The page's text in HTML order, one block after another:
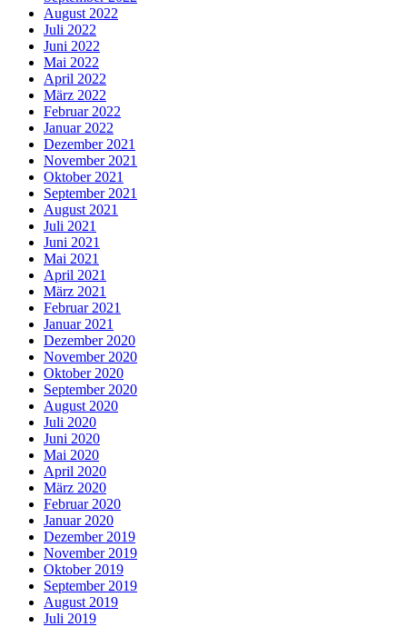
August 2022
Juli 2022
Juni 2022
Mai 2022
April 2022
März 2022
Februar 2022
Januar 2022
Dezember 2021
November 2021
Oktober 2021
September 2021
August 2021
Juli 2021
Juni 2021
Mai 2021
April 2021
März 2021
Februar 2021
Januar 2021
Dezember 2020
November 2020
Oktober 2020
September 2020
August 2020
Juli 2020
Juni 2020
Mai 2020
April 2020
März 2020
Februar 2020
Januar 2020
Dezember 2019
November 2019
Oktober 2019
September 2019
August 2019
Juli 2019